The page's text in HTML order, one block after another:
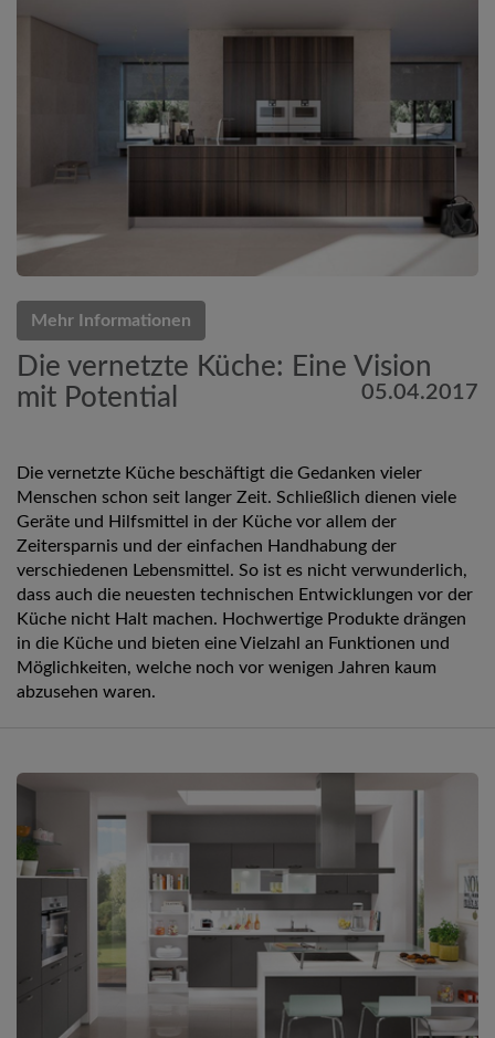
Mehr Informationen
Die vernetzte Küche: Eine Vision
mit Potential
05.04.2017
Die vernetzte Küche beschäftigt die Gedanken vieler
Menschen schon seit langer Zeit. Schließlich dienen viele
Geräte und Hilfsmittel in der Küche vor allem der
Zeitersparnis und der einfachen Handhabung der
verschiedenen Lebensmittel. So ist es nicht verwunderlich,
dass auch die neuesten technischen Entwicklungen vor der
Küche nicht Halt machen. Hochwertige Produkte drängen
in die Küche und bieten eine Vielzahl an Funktionen und
Möglichkeiten, welche noch vor wenigen Jahren kaum
abzusehen waren.